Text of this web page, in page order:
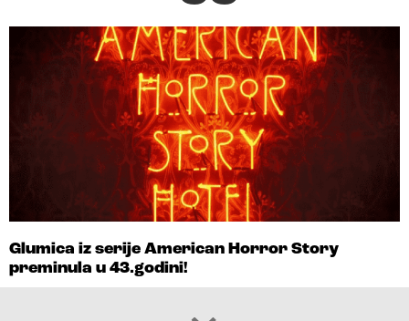
Glumica iz serije American Horror Story
preminula u 43.godini!